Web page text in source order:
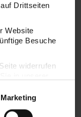
Drittseiten
Website
Besuche
widerrufen
Marketing